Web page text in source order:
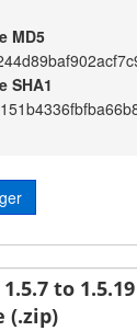
MD5
SHA1
to
(.zip)